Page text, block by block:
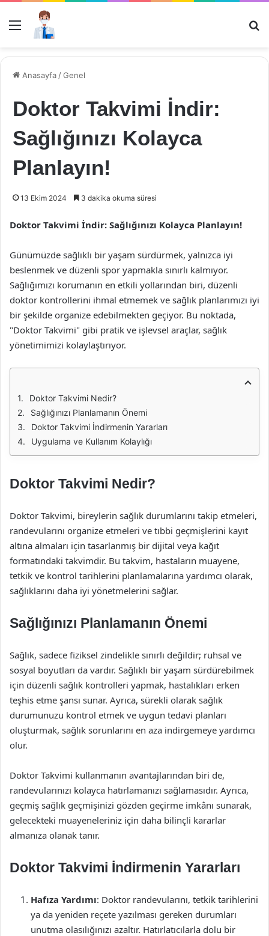
Menü
Anasayfa /Genel
Doktor Takvimi İndir:
Sağlığınızı Kolayca
Planlayın!
13 Ekim 2024 3 dakika okuma süresi
Doktor Takvimi İndir: Sağlığınızı Kolayca Planlayın!
Günümüzde sağlıklı bir yaşam sürdürmek, yalnızca iyi
beslenmek ve düzenli spor yapmakla sınırlı kalmıyor.
Sağlığımızı korumanın en etkili yollarından biri, düzenli
doktor kontrollerini ihmal etmemek ve sağlık planlarımızı iyi
bir şekilde organize edebilmekten geçiyor. Bu noktada,
"Doktor Takvimi" gibi pratik ve işlevsel araçlar, sağlık
yönetimimizi kolaylaştırıyor.
Doktor Takvimi Nedir?
Sağlığınızı Planlamanın Önemi
Doktor Takvimi İndirmenin Yararları
Uygulama ve Kullanım Kolaylığı
Doktor Takvimi Nedir?
Doktor Takvimi, bireylerin sağlık durumlarını takip etmeleri,
randevularını organize etmeleri ve tıbbi geçmişlerini kayıt
altına almaları için tasarlanmış bir dijital veya kağıt
formatındaki takvimdir. Bu takvim, hastaların muayene,
tetkik ve kontrol tarihlerini planlamalarına yardımcı olarak,
sağlıklarını daha iyi yönetmelerini sağlar.
Sağlığınızı Planlamanın Önemi
Sağlık, sadece fiziksel zindelikle sınırlı değildir; ruhsal ve
sosyal boyutları da vardır. Sağlıklı bir yaşam sürdürebilmek
için düzenli sağlık kontrolleri yapmak, hastalıkları erken
teşhis etme şansı sunar. Ayrıca, sürekli olarak sağlık
durumunuzu kontrol etmek ve uygun tedavi planları
oluşturmak, sağlık sorunlarını en aza indirgemeye yardımcı
olur.
Doktor Takvimi kullanmanın avantajlarından biri de,
randevularınızı kolayca hatırlamanızı sağlamasıdır. Ayrıca,
geçmiş sağlık geçmişinizi gözden geçirme imkânı sunarak,
gelecekteki muayeneleriniz için daha bilinçli kararlar
almanıza olanak tanır.
Doktor Takvimi İndirmenin Yararları
Hafıza Yardımı: Doktor randevularını, tetkik tarihlerini
ya da yeniden reçete yazılması gereken durumları
unutma olasılığınızı azaltır. Hatırlatıcılarla dolu bir